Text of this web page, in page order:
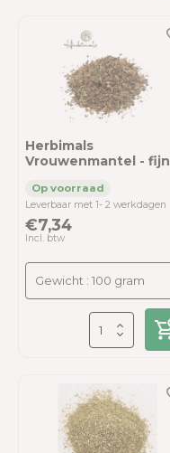
Herbimals
Vrouwenmantel - fijn
Leverbaar met 1- 2 werkdagen
€7,34
Incl. btw